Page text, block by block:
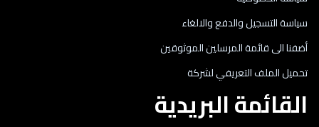
سياسة التسجيل والدفع والالغاء
أضفنا الى قائمة المرسلين الموثوقين
تحميل الملف التعريفي لشركة
القائمة البريدية